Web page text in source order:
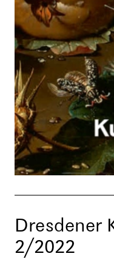
Dresdener
2/2022